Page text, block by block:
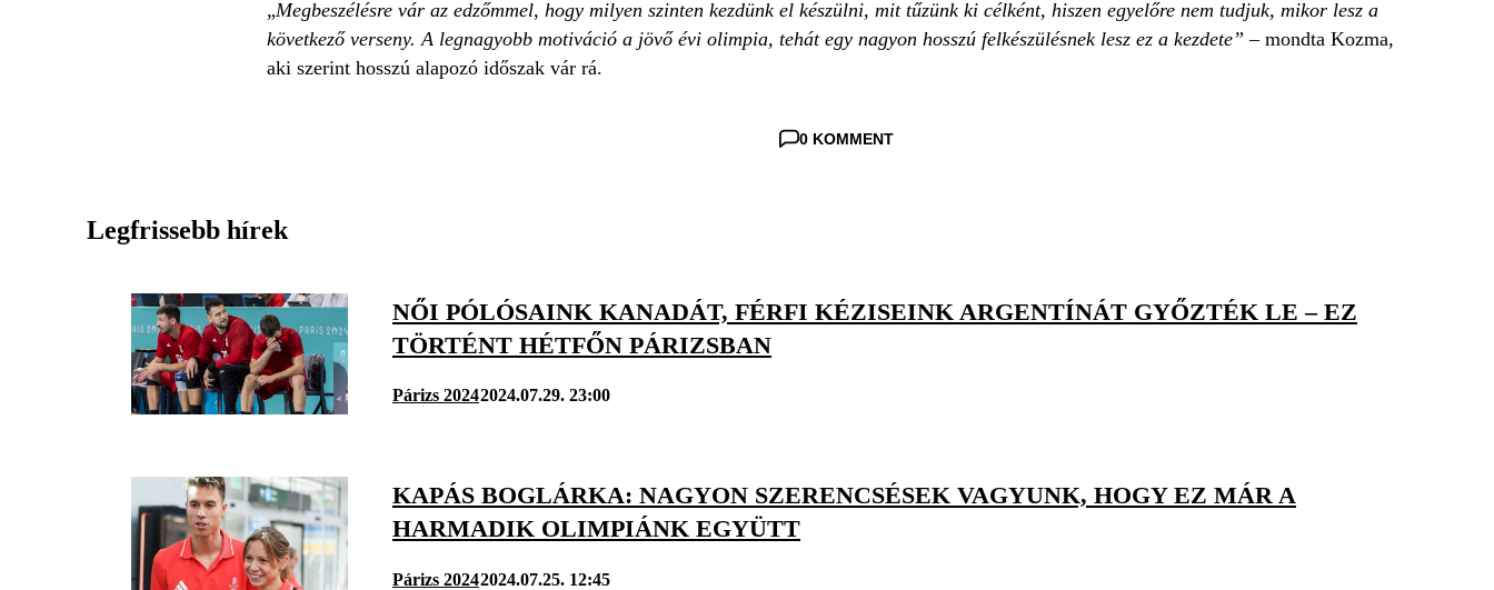
„Megbeszélésre vár az edzőmmel, hogy milyen szinten kezdünk el készülni, mit tűzünk ki célként, hiszen egyelőre nem tudjuk, mikor lesz a
következő verseny. A legnagyobb motiváció a jövő évi olimpia, tehát egy nagyon hosszú felkészülésnek lesz ez a kezdete” – mondta Kozma,
aki szerint hosszú alapozó időszak vár rá.
0 KOMMENT
Legfrissebb hírek
NŐI PÓLÓSAINK KANADÁT, FÉRFI KÉZISEINK ARGENTÍNÁT GYŐZTÉK LE – EZ
TÖRTÉNT HÉTFŐN PÁRIZSBAN
Párizs 20242024.07.29. 23:00
KAPÁS BOGLÁRKA: NAGYON SZERENCSÉSEK VAGYUNK, HOGY EZ MÁR A
HARMADIK OLIMPIÁNK EGYÜTT
Párizs 20242024.07.25. 12:45